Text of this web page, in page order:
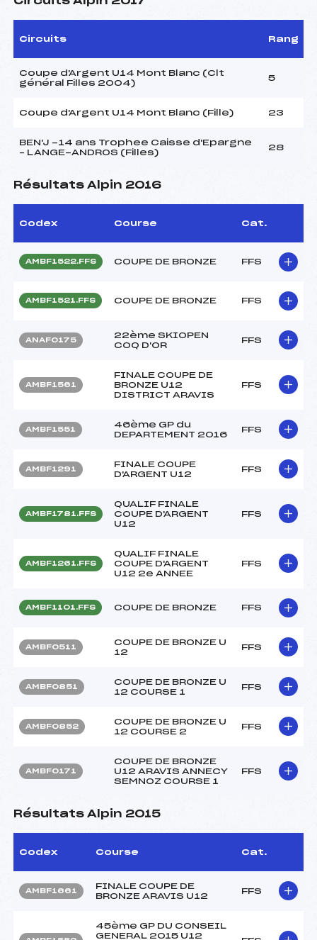
Circuits Rang
Coupe d'Argent U14 Mont Blanc (Clt
général Filles 2004)
5
Coupe d'Argent U14 Mont Blanc (Fille) 23
BEN'J -14 ans Trophee Caisse d'Epargne
– LANGE-ANDROS (Filles)
28
Résultats Alpin 2016
Codex Course Cat.
AMBF1522.FFS COUPE DE BRONZE FFS
AMBF1521.FFS COUPE DE BRONZE FFS
ANAF0175
22ème SKIOPEN
COQ D'OR
FFS
AMBF1561
FINALE COUPE DE
BRONZE U12
DISTRICT ARAVIS
FFS
AMBF1551
46ème GP du
DEPARTEMENT 2016
FFS
AMBF1291
FINALE COUPE
D'ARGENT U12
FFS
AMBF1781.FFS
QUALIF FINALE
COUPE D'ARGENT
U12
FFS
AMBF1261.FFS
QUALIF FINALE
COUPE D'ARGENT
U12 2e ANNEE
FFS
AMBF1101.FFS COUPE DE BRONZE FFS
AMBF0511
COUPE DE BRONZE U
12
FFS
AMBF0851
COUPE DE BRONZE U
12 COURSE 1
FFS
AMBF0852
COUPE DE BRONZE U
12 COURSE 2
FFS
AMBF0171
COUPE DE BRONZE
U12 ARAVIS ANNECY
SEMNOZ COURSE 1
FFS
Résultats Alpin 2015
Codex Course Cat.
AMBF1661
FINALE COUPE DE
BRONZE ARAVIS U12
FFS
45ème GP DU CONSEIL
GENERAL 2015 U12